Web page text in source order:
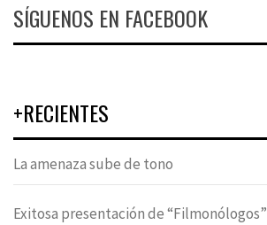
SÍGUENOS EN FACEBOOK
+RECIENTES
La amenaza sube de tono
Exitosa presentación de “Filmonólogos”